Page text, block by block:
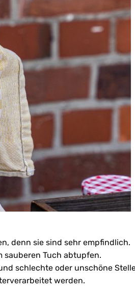
denn sie sind sehr empfindlich.
sauberen Tuch abtupfen.
schlechte oder unschöne
werden.